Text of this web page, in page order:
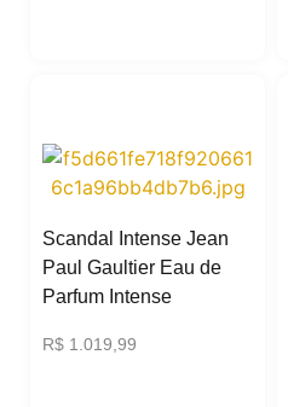
Scandal Intense Jean
Paul Gaultier Eau de
Parfum Intense
R$ 1.019,99